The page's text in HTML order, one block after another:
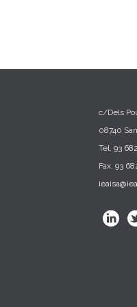
c/Dels
08740
Tel. 93
Fax. 93